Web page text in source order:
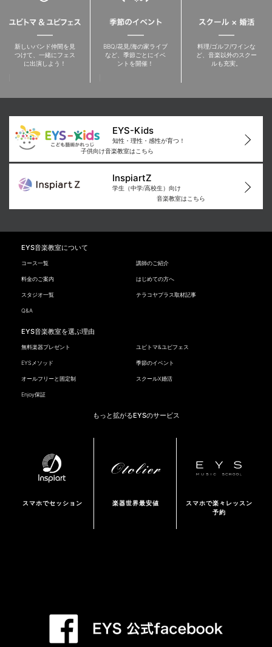
新しいバンド仲間を見
つけて、一緒にフェス
に出演しよう！
BBQ/花見/海の家ライブ
など、季節ごとにイベ
ントを開催！
料理/ゴルフ/ワインな
ど、音楽以外のスクー
ルも充実。
EYS-Kids
知性・理性・感性が育つ！
子供向け音楽教室はこちら
InspiartZ
学生（中学/高校生）向け
音楽教室はこちら
EYS音楽教室について
コース一覧 講師のご紹介
料金のご案内 はじめての方へ
スタジオ一覧 テラコヤプラス取材記事
Q&A
EYS音楽教室を選ぶ理由
無料楽器プレゼント ユビトマ&ユビフェス
EYSメソッド 季節のイベント
オールフリーと固定制 スクールX婚活
Enjoy保証
もっと拡がるEYSのサービス
スマホでセッション 楽器世界最安値
スマホで楽々レッスン
予約